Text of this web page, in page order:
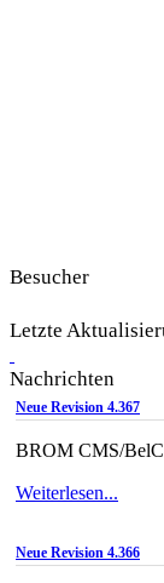
Besucher
Letzte
Nachrichten
Neue Revision 4.367
BROM CMS/
Weiterlesen...
Neue Revision 4.366